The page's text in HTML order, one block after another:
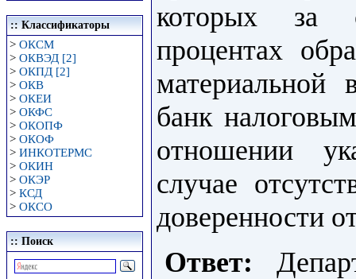
:: Классификаторы
> ОКСМ
> ОКВЭД [2]
> ОКПД [2]
> ОКВ
> ОКЕИ
> ОКФС
> ОКОПФ
> ОКОФ
> ИНКОТЕРМС
> ОКИН
> ОКЭР
> КСД
> ОКСО
:: Поиск
которых за
процентах
материальной
банк
отношении
случае
доверенности
Ответ: